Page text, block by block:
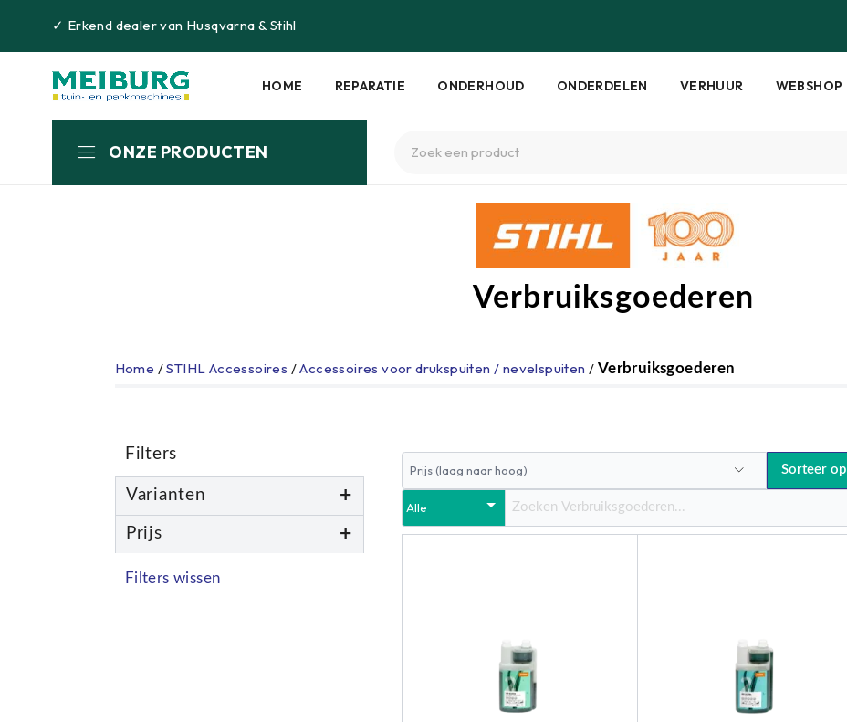
✓ Erkend dealer van Husqvarna &Stihl
HOME REPARATIE ONDERHOUD ONDERDELEN VERHUUR WEBSHOP
ONZE PRODUCTEN
Verbruiksgoederen
Home /STIHL Accessoires /Accessoires voor drukspuiten / nevelspuiten / Verbruiksgoederen
Filters
Varianten +
Prijs +
Filters wissen
Sorteer op